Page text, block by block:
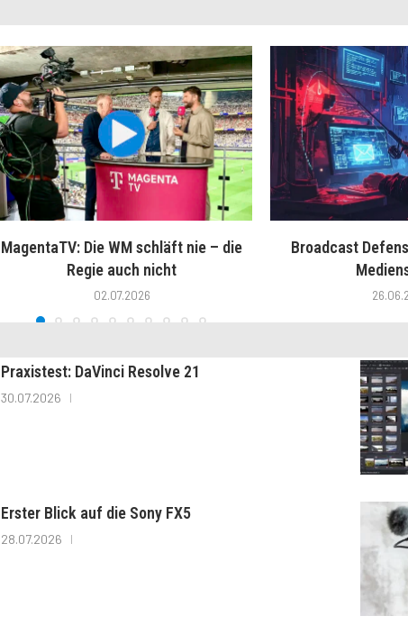
MagentaTV: Die WM schläft nie – die
Regie auch nicht
02.07.2026
Broadcast
Praxistest: DaVinci Resolve 21
30.07.2026
Erster Blick auf die Sony FX5
28.07.2026